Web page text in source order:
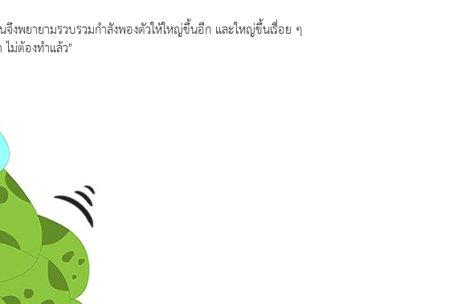
ยายามรวบรวมกำลังพองตัวให้ใหญ่ขึ้นอีก และใหญ่ขึ้นเรื่อย ๆ
ม่ต้องทำแล้ว"